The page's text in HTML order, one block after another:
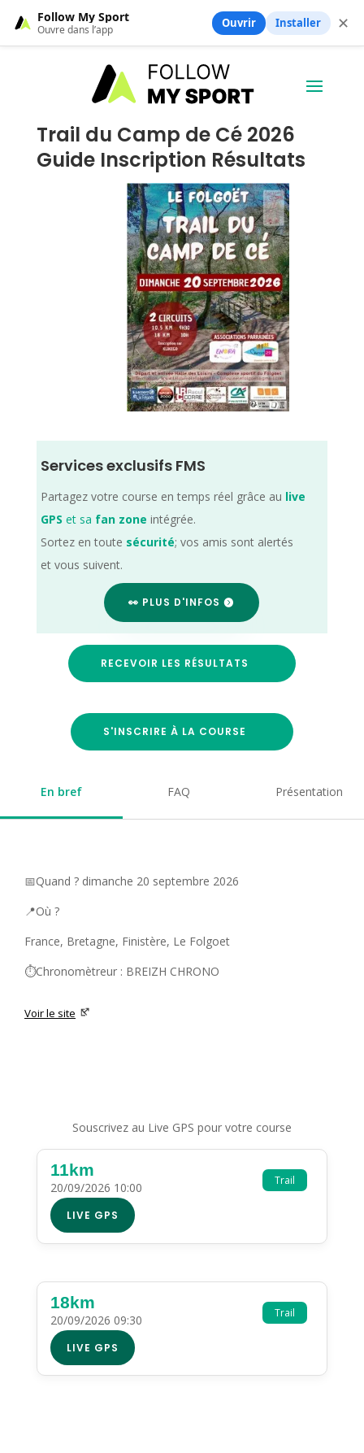
Trail du Camp de Cé 2026
Guide Inscription Résultats
Services exclusifs FMS
Partagez votre course en temps réel grâce au live
GPS et sa fan zone intégrée.
Sortez en toute sécurité; vos amis sont alertés
et vous suivent.
👀 PLUS D'INFOS
RECEVOIR LES RÉSULTATS
S'INSCRIRE À LA COURSE
En bref FAQ Présentation
📅Quand ? dimanche 20 septembre 2026
📍Où ?
France, Bretagne, Finistère, Le Folgoet
⏱️Chronomètreur : BREIZH CHRONO
Voir le site
Souscrivez au Live GPS pour votre course
Trail
11km
20/09/2026 10:00
LIVE GPS
Trail
18km
20/09/2026 09:30
LIVE GPS
Follow My Sport
Ouvre dans l’app Ouvrir Installer ✕